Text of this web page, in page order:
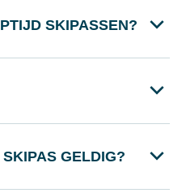
SKIPASSEN?
GELDIG?